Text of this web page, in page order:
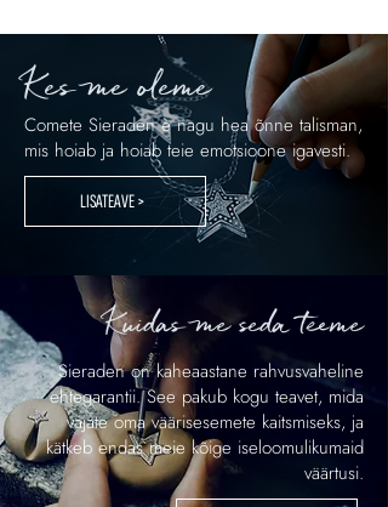
Kes me oleme
Comete Sieraden è nagu hea õnne talisman,
mis hoiab ja hoiab teie emotsioone igavesti.
LISATEAVE >
Kuidas me seda teeme
Sieraden on kaheaastane rahvusvaheline
ehtegarantii. See pakub kogu teavet, mida
vajate oma väärisesemete kaitsmiseks, ja
kätkeb endas meie kõige iseloomulikumaid
väärtusi.